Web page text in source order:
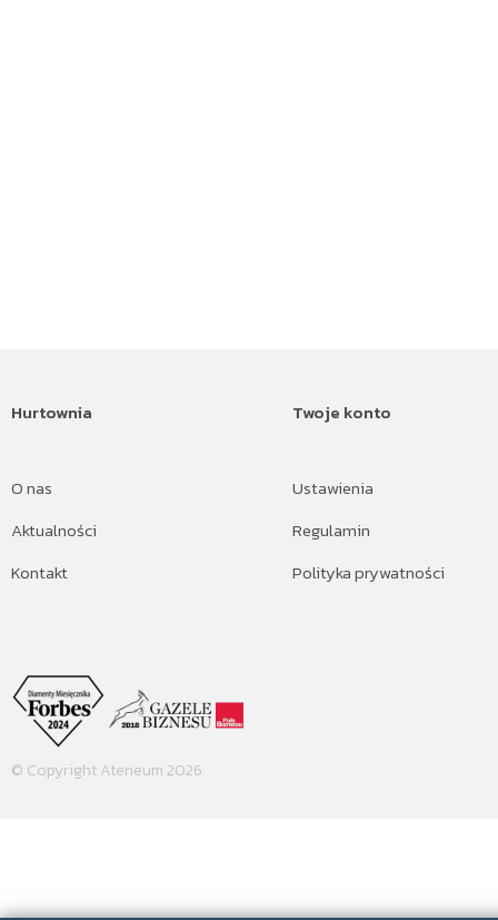
Hurtownia
O nas
Aktualności
Kontakt
Twoje konto
Ustawienia
Regulamin
Polityka prywatności
© Copyright Ateneum 2026